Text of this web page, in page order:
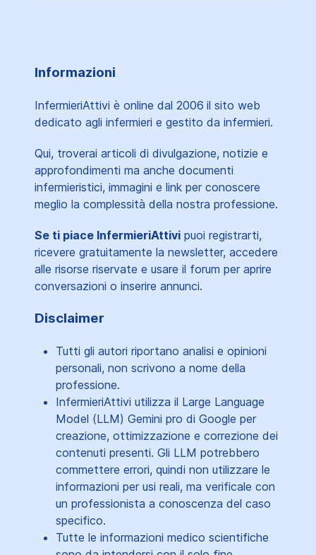
Informazioni
InfermieriAttivi è online dal 2006 il sito web
dedicato agli infermieri e gestito da infermieri.
Qui, troverai articoli di divulgazione, notizie e
approfondimenti ma anche documenti
infermieristici, immagini e link per conoscere
meglio la complessità della nostra professione.
Se ti piace InfermieriAttivi puoi registrarti,
ricevere gratuitamente la newsletter, accedere
alle risorse riservate e usare il forum per aprire
conversazioni o inserire annunci.
Disclaimer
Tutti gli autori riportano analisi e opinioni
personali, non scrivono a nome della
professione.
InfermieriAttivi utilizza il Large Language
Model (LLM) Gemini pro di Google per
creazione, ottimizzazione e correzione dei
contenuti presenti. Gli LLM potrebbero
commettere errori, quindi non utilizzare le
informazioni per usi reali, ma verificale con
un professionista a conoscenza del caso
specifico.
Tutte le informazioni medico scientifiche